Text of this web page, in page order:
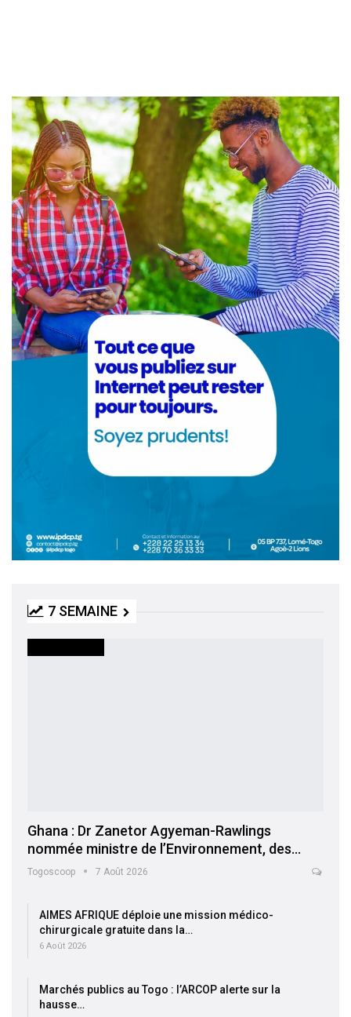
7 SEMAINE
Ghana : Dr Zanetor Agyeman-Rawlings
nommée ministre de l’Environnement, des…
Togoscoop 7 Août 2026
AIMES AFRIQUE déploie une mission médico-
chirurgicale gratuite dans la…
6 Août 2026
Marchés publics au Togo : l’ARCOP alerte sur la
hausse…